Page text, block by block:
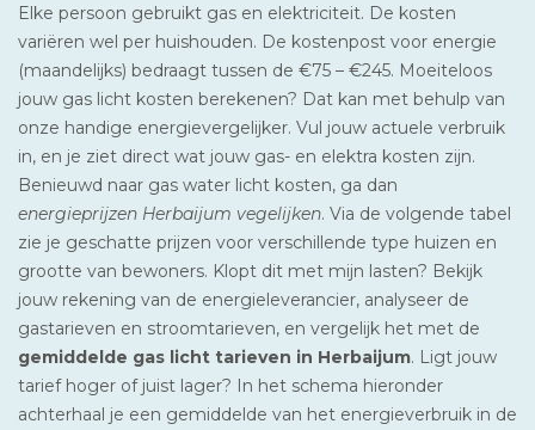
Elke persoon gebruikt gas en elektriciteit. De kosten
variëren wel per huishouden. De kostenpost voor energie
(maandelijks) bedraagt tussen de €75 – €245. Moeiteloos
jouw gas licht kosten berekenen? Dat kan met behulp van
onze handige energievergelijker. Vul jouw actuele verbruik
in, en je ziet direct wat jouw gas- en elektra kosten zijn.
Benieuwd naar gas water licht kosten, ga dan
energieprijzen Herbaijum vegelijken. Via de volgende tabel
zie je geschatte prijzen voor verschillende type huizen en
grootte van bewoners. Klopt dit met mijn lasten? Bekijk
jouw rekening van de energieleverancier, analyseer de
gastarieven en stroomtarieven, en vergelijk het met de
gemiddelde gas licht tarieven in Herbaijum. Ligt jouw
tarief hoger of juist lager? In het schema hieronder
achterhaal je een gemiddelde van het energieverbruik in de